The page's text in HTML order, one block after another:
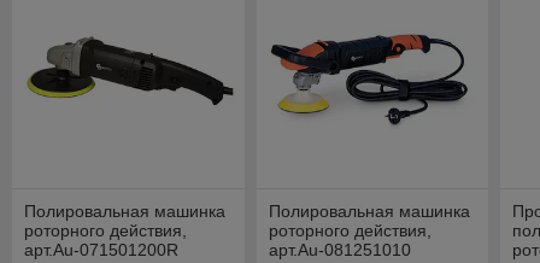
Полировальная машинка
роторного действия,
арт.Au-071501200R
Полировальная машинка
роторного действия,
арт.Au-081251010